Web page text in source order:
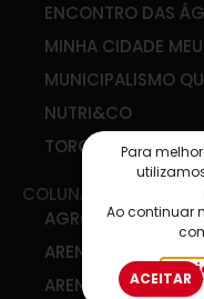
ENCONTRO DAS
MINHA CIDADE
MUNICIPALISMO
NUTRI&CO
TORCIDA SIM
COLUNAS
AGRO & COOP
ARENA DE IDEIAS
ARENA DIGITAL
Para
Ao continuar
ACEITAR